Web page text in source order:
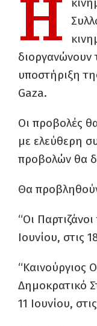
Η
διοργανώνουν
υποστήριξη
Gaza.
Οι προβολές θα
με ελεύθερη
προβολών θα
Θα
“Οι
Ιουνίου, στις
“Καινούργιος
Δημοκρατικό
11 Ιουνίου,